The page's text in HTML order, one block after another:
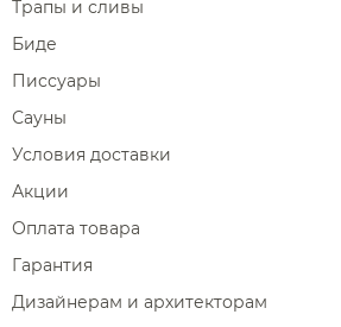
Трапы и сливы
Биде
Писсуары
Сауны
Условия доставки
Акции
Оплата товара
Гарантия
Дизайнерам и архитекторам